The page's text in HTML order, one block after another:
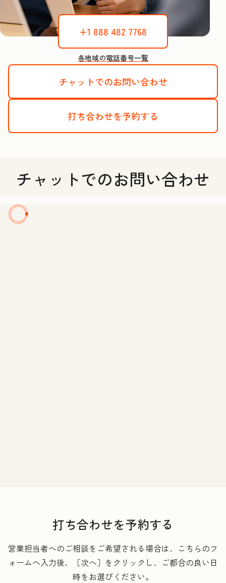
+1 888 482 7768
各地域の電話番号一覧
チャットでのお問い合わせ
打ち合わせを予約する
チャットでのお問い合わせ
打ち合わせを予約する
営業担当者へのご相談をご希望される場合は、こちらのフ
ォームへ入力後、［次へ］をクリックし、ご都合の良い日
時をお選びください。